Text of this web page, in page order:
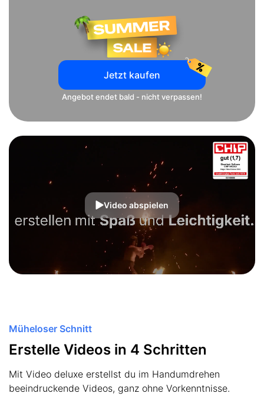
Jetzt kaufen
Angebot endet bald - nicht verpassen!
Video abspielen
Müheloser Schnitt
Erstelle Videos in 4 Schritten
Mit Video deluxe erstellst du im Handumdrehen
beeindruckende Videos, ganz ohne Vorkenntnisse.